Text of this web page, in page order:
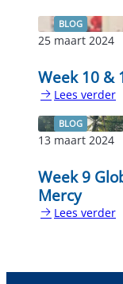
BLOG
25 maart 2024
Week 10 &
Lees verder
Week
10
11
Global
Mercy
BLOG
13 maart 2024
Week 9
Mercy
Lees verder
Global